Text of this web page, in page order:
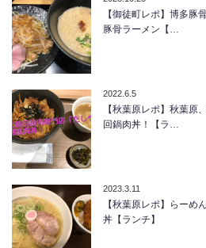
【御徒町レポ】博多豚
豚骨ラーメン【…
2022.6.5
【秋葉原レポ】秋葉原
回鍋肉丼！【ラ…
2023.3.11
【秋葉原レポ】らーめ
丼【ランチ】